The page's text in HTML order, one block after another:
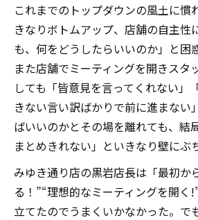
これまでのトップダウンの風土に慣
きなりボトムアップ、店舗の自主性
も、何をどうしたらいいのか」と困
また店舗でミーティングを開きスタ
しても「皆意見を言ってくれない」
きない言い訳ばかりで前に進まない
ばいいのかとその場を離れても、結
まとめきれない」といきなり壁にぶ
みゆき通り店の黒岩店長は「最初か
る！”“理想的なミーティングを開く
立てたのでうまくいかなかった。で